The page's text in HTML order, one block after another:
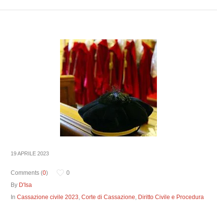
19 APRILE 2023
Comments (0)
0
By D'Isa
InCassazione civile 2023,Corte di Cassazione, Diritto Civile e Procedura